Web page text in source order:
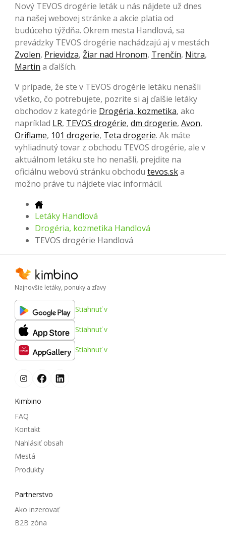
Nový TEVOS drogérie leták u nás nájdete už dnes
na našej webovej stránke a akcie platia od
budúceho týždňa. Okrem mesta Handlová, sa
prevádzky TEVOS drogérie nachádzajú aj v mestách
Zvolen, Prievidza, Žiar nad Hronom, Trenčín, Nitra,
Martin a ďalších.
V prípade, že ste v TEVOS drogérie letáku nenašli
všetko, čo potrebujete, pozrite si aj ďalšie letáky
obchodov z kategórie Drogéria, kozmetika, ako
napríklad LR, TEVOS drogérie, dm drogerie, Avon,
Oriflame, 101 drogerie, Teta drogerie. Ak máte
vyhliadnutý tovar z obchodu TEVOS drogérie, ale v
aktuálnom letáku ste ho nenašli, prejdite na
oficiálnu webovú stránku obchodu tevos.ska
možno práve tu nájdete viac informácií.
Letáky Handlová
Drogéria, kozmetika Handlová
TEVOS drogérie Handlová
Najnovšie letáky, ponuky a zľavy
Stiahnuť v
Stiahnuť v
Stiahnuť v
Kimbino
FAQ
Kontakt
Nahlásiť obsah
Mestá
Produkty
Partnerstvo
Ako inzerovať
B2B zóna